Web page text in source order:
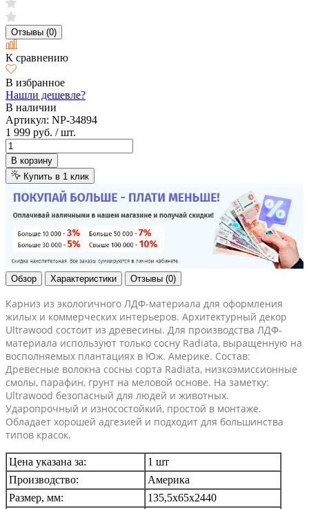
Отзывы (0)
К сравнению
В избранное
Нашли дешевле?
В наличии
Артикул: NP-34894
1 999 руб. / шт.
В корзину
Купить в 1 клик
Обзор Характеристики Отзывы (0)
Карниз из экологичного ЛДФ-материала для оформления
жилых и коммерческих интерьеров. Архитектурный декор
Ultrawood состоит из древесины. Для производства ЛДФ-
материала используют только сосну Radiatа, выращенную на
восполняемых плантациях в Юж. Америке. Состав:
Древесные волокна сосны сорта Radiata, низкоэмиссионные
смолы, парафин, грунт на меловой основе. На заметку:
Ultrawood безопасный для людей и животных.
Ударопрочный и износостойкий, простой в монтаже.
Обладает хорошей адгезией и подходит для большинства
типов красок.
Цена указана за:
1 шт
Производство:
Америка
Размер, мм:
135,5х65х2440